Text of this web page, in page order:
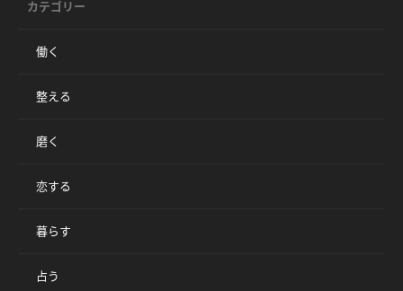
カテゴリー
働く
整える
磨く
恋する
暮らす
占う